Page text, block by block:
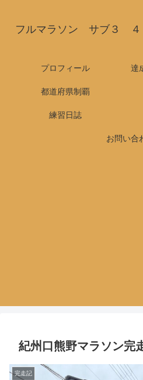
フルマラソン サブ３ ４
プロフィール 達
都道府県制覇
練習日誌
お問い合
紀州口熊野マラソン完
完走記